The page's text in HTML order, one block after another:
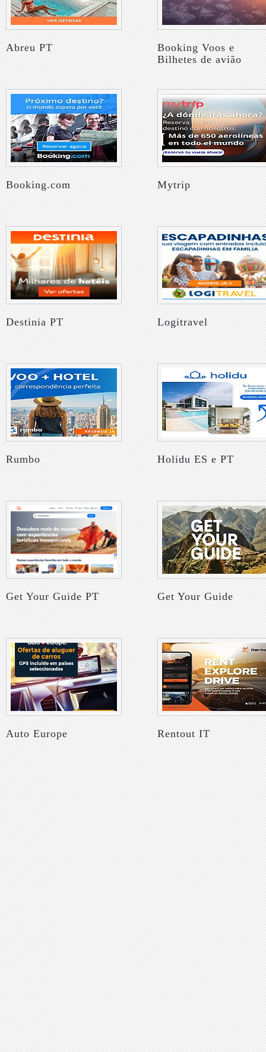
Abreu PT
Booking Voos e
Bilhetes de avião
Booking.com Mytrip
Destinia PT Logitravel
Rumbo Holidu ES e PT
Get Your Guide PT Get Your Guide
Auto Europe Rentout IT